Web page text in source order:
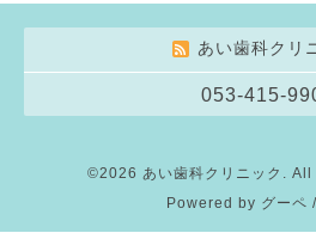
あい歯科クリ
053-415-
©2026 あい歯科クリニック . All
Powered by グーペ /